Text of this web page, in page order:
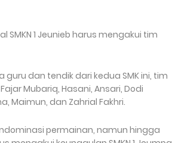
1 Jeunieb harus mengakui tim
dan tendik dari kedua SMK ini, tim
Mubariq, Hasani, Ansari, Dodi
Maimun, dan Zahrial Fakhri.
permainan, namun hingga